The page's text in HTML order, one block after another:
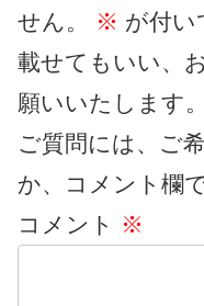
せん。 ※ が付い
載せてもいい、
願いいたします。
ご質問には、ご
か、コメント欄
コメント
※